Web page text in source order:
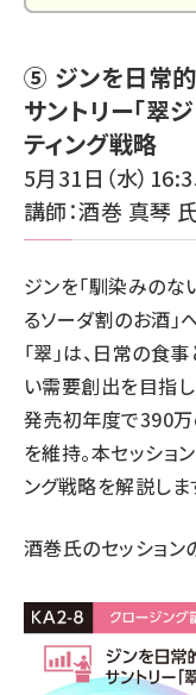
⑤ ジンを日常
サントリー「翠
ティング戦略
5月31日（水）
講師：酒巻 真琴
ジンを「馴染みのな
るソーダ割のお酒」
「翠」は、日常の食
い需要創出を目指し
発売初年度で390
を維持。本セッショ
ング戦略を解説しま
酒巻氏のセッション